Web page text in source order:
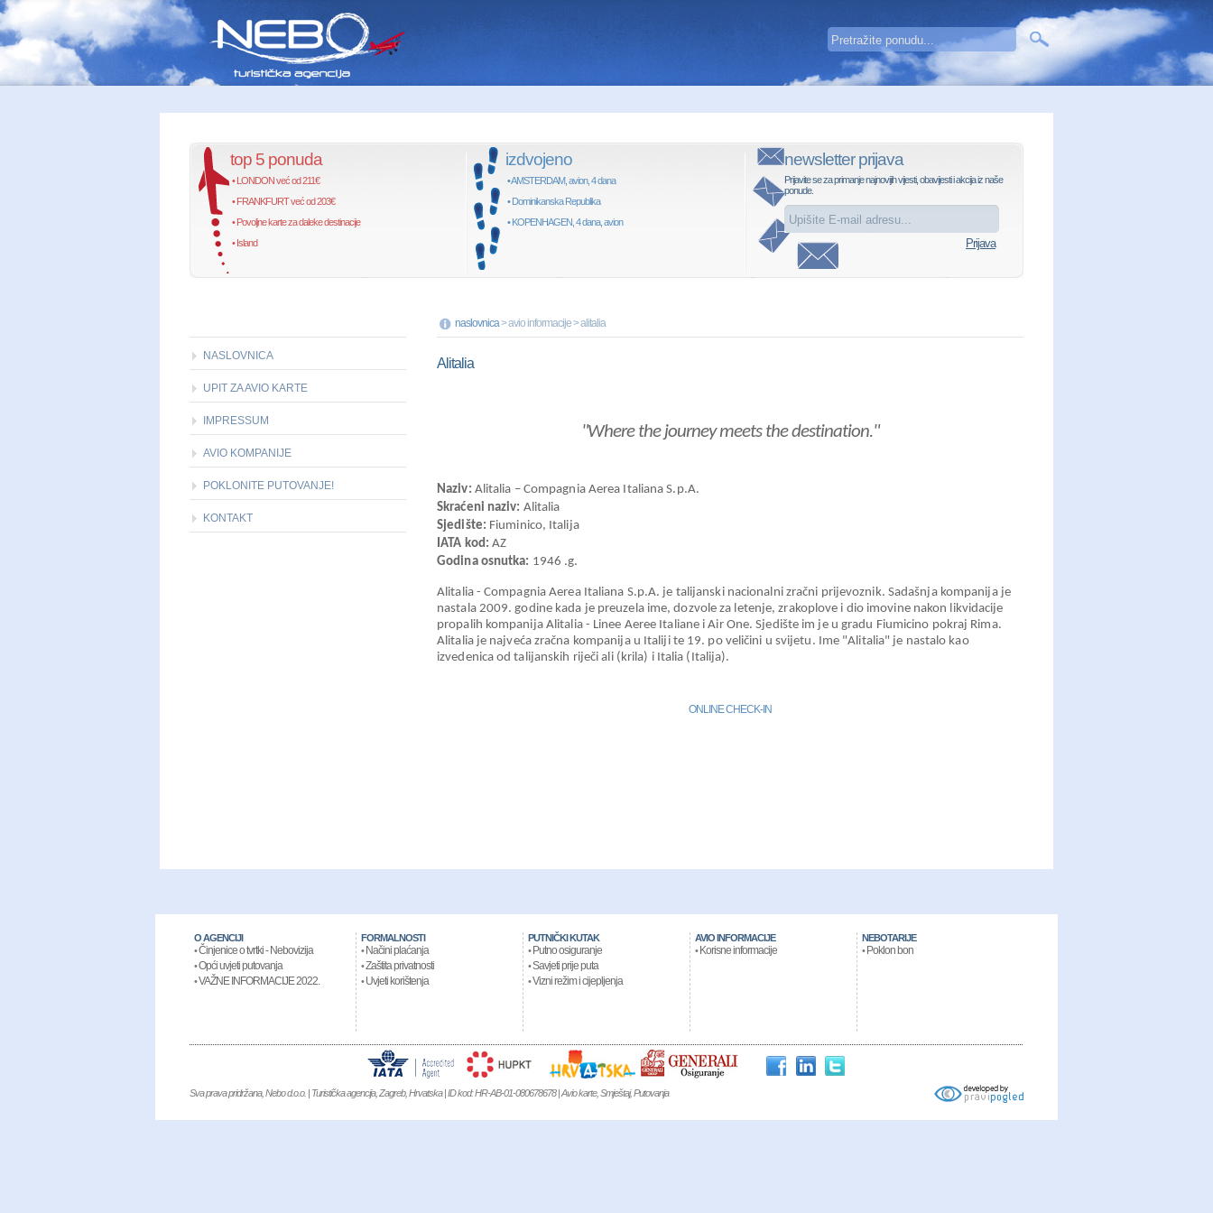
top 5 ponuda
• LONDON već od 211€
• FRANKFURT već od 203€
• Povoljne karte za daleke destinacije
• Island
izdvojeno
• AMSTERDAM, avion, 4 dana
• Dominikanska Republika
• KOPENHAGEN, 4 dana, avion
newsletter prijava
Prijavite se za primanje najnovijih vijesti, obavijesti i akcija iz naše
ponude.
Prijava
NASLOVNICA
UPIT ZA AVIO KARTE
IMPRESSUM
AVIO KOMPANIJE
POKLONITE PUTOVANJE!
KONTAKT
naslovnica> avio informacije > alitalia
Alitalia
"Where the journey meets the destination."
Naziv: Alitalia – Compagnia Aerea Italiana S.p.A.
Skraćeni naziv: Alitalia
Sjedište: Fiuminico, Italija
IATA kod: AZ
Godina osnutka: 1946 .g.
Alitalia - Compagnia Aerea Italiana S.p.A. je talijanski nacionalni zračni prijevoznik. Sadašnja kompanija je
nastala 2009. godine kada je preuzela ime, dozvole za letenje, zrakoplove i dio imovine nakon likvidacije
propalih kompanija Alitalia - Linee Aeree Italiane i Air One. Sjedište im je u gradu Fiumicino pokraj Rima.
Alitalia je najveća zračna kompanija u Italiji te 19. po veličini u svijetu. Ime "Alitalia" je nastalo kao
izvedenica od talijanskih riječi ali (krila) i Italia (Italija).
ONLINE CHECK-IN
O AGENCIJI
•Činjenice o tvrtki - Nebovizija
•Opći uvjeti putovanja
•VAŽNE INFORMACIJE 2022.
FORMALNOSTI
• Načini plaćanja
•Zaštita privatnosti
•Uvjeti korištenja
PUTNIČKI KUTAK
• Putno osiguranje
•Savjeti prije puta
•Vizni režim i cijepljenja
AVIO INFORMACIJE
• Korisne informacije
NEBOTARIJE
• Poklon bon
Sva prava pridržana, Nebo d.o.o. | Turistička agencija, Zagreb, Hrvatska | ID kod: HR-AB-01-080678678 | Avio karte, Smještaj, Putovanja